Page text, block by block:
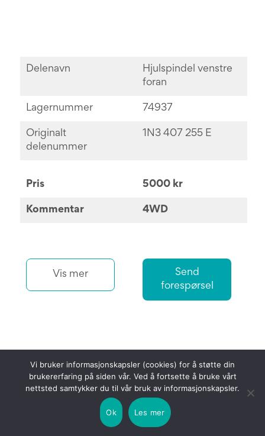
Delenavn
Hjulspindel venstre
foran
Lagernummer 74937
Originalt
delenummer
1N3 407 255 E
Pris 5000 kr
Kommentar 4WD
Vis mer
Send
forespørsel
Vi bruker informasjonskapsler (cookies) for å støtte din
brukererfaring på siden vår. Ved å fortsette å bruke vårt
nettsted samtykker du til vår bruk av informasjonskapsler.
Ok Les mer